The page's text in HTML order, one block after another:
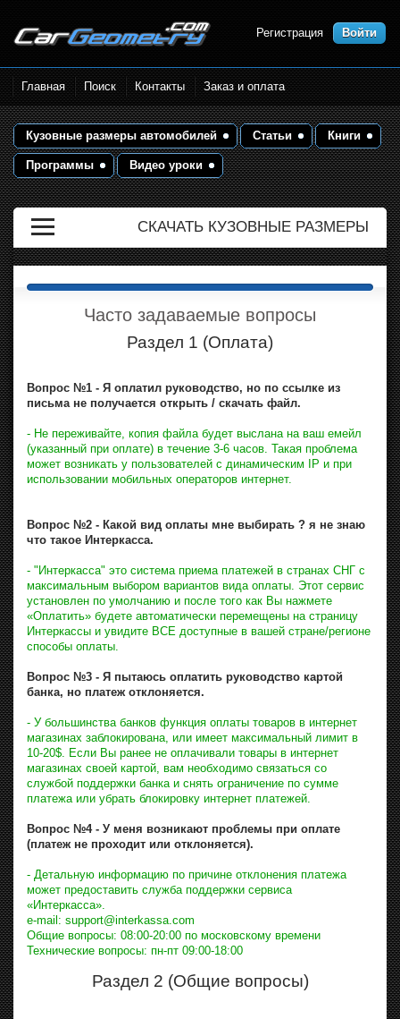
Размеры кузова автомобилей.
Контрольные точки и кузовные
размеры. Геометрия кузова
Регистрация Войти
Главная Поиск Контакты Заказ и оплата
Кузовные размеры автомобилей Статьи Книги
Программы Видео уроки
СКАЧАТЬ КУЗОВНЫЕ РАЗМЕРЫ
Часто задаваемые вопросы
Раздел 1 (Оплата)
Вопрос №1 - Я оплатил руководство, но по ссылке из
письма не получается открыть / скачать файл.
- Не переживайте, копия файла будет выслана на ваш емейл
(указанный при оплате) в течение 3-6 часов. Такая проблема
может возникать у пользователей с динамическим IP и при
использовании мобильных операторов интернет.
Вопрос №2 - Какой вид оплаты мне выбирать ? я не знаю
что такое Интеркасса.
- "Интеркасса" это система приема платежей в странах СНГ с
максимальным выбором вариантов вида оплаты. Этот сервис
установлен по умолчанию и после того как Вы нажмете
«Оплатить» будете автоматически перемещены на страницу
Интеркассы и увидите ВСЕ доступные в вашей стране/регионе
способы оплаты.
Вопрос №3 - Я пытаюсь оплатить руководство картой
банка, но платеж отклоняется.
- У большинства банков функция оплаты товаров в интернет
магазинах заблокирована, или имеет максимальный лимит в
10-20$. Если Вы ранее не оплачивали товары в интернет
магазинах своей картой, вам необходимо связаться со
службой поддержки банка и снять ограничение по сумме
платежа или убрать блокировку интернет платежей.
Вопрос №4 - У меня возникают проблемы при оплате
(платеж не проходит или отклоняется).
- Детальную информацию по причине отклонения платежа
может предоставить служба поддержки сервиса
«Интеркасса».
e-mail: support@interkassa.com
Общие вопросы: 08:00-20:00 по московскому времени
Технические вопросы: пн-пт 09:00-18:00
Раздел 2 (Общие вопросы)